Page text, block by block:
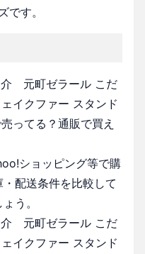
です。
介 元町ゼラール こだ
イクファー スタンド
ってる？通販で買え
ショッピング等で購
配送条件を比較して
う。
介 元町ゼラール こだ
イクファー スタンド